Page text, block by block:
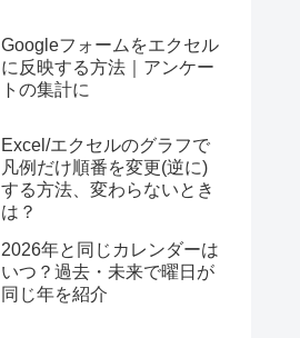
Googleフォームをエクセル
に反映する方法｜アンケー
トの集計に
Excel/エクセルのグラフで
凡例だけ順番を変更(逆に)
する方法、変わらないとき
は？
2026年と同じカレンダーは
いつ？過去・未来で曜日が
同じ年を紹介